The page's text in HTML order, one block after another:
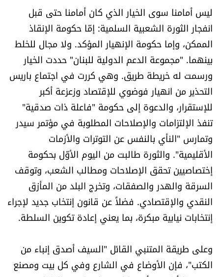
كتّابنا
تحت المجهر
آراء
اقتصاد
العالم
الصحافة الإسرائيلية
ثقافة وفنون
فصل من كتاب
كاميرا
ليس أمامنا سوى الخيار الذي كان أمامنا حتى قبل
انفجار الثورة الشعبية السلمية: إمّا حكومة الإنقاذ
الممكن، وإما حكومة الإنهيار المؤكد. ولا مجال للخلط
بينهما. "مجموعة الدعم الدولية للبنان" حددت الخيار
ورسمت له خريطة طريق. وهي كررت في اجتماع باريس
التحذير من انهيار فوضوي للإقتصاد وزعزعة أكبر
للإستقرار، والدعوة إلى حكومة "فاعلة ذات صدقية"
تنفذ الإلتزامات والإصلاحات المطلوبة في مؤتمر سيدر
وتمارس "النأي بالنفس عن التوترات والأزمات
الأقليمية". والثورة طالبت من اليوم الأوّل بحكومة
إختصاصيين تحقق الإصلاحات ومطالب الشعب، وتوقف
السرقة والهدر والصفقات، وتخرج البلد من المأزق
النقدي والإقتصادي. فضلاً عن قانون إنتخاب جديد لإجراء
إنتخابات نيابية مبكرة، بما يعني إعادة تكوين السلطة.
وعلى طريقة المتنبي القائل "السيف أصدق إنباء من
الكتب"، فإن الأوضاع في الشارع وفي كل بيت ومصنع